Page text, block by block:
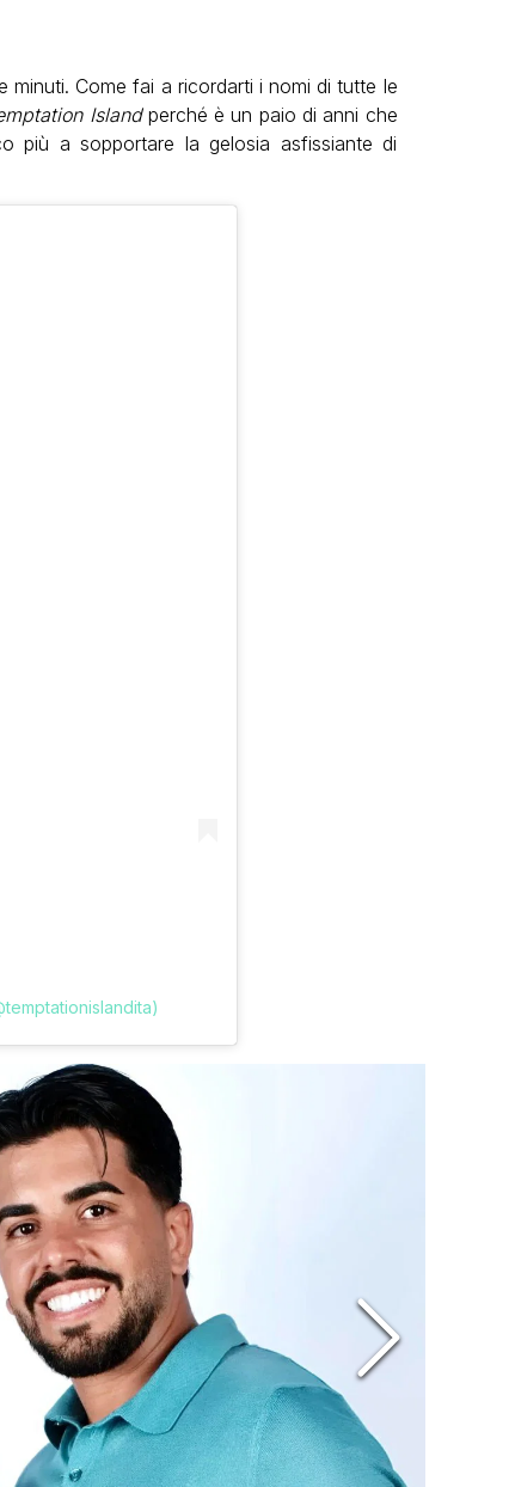
Come fai a ricordarti i nomi di tutte le
Islandperché è un paio di anni che
più a sopportare la gelosia asfissiante di